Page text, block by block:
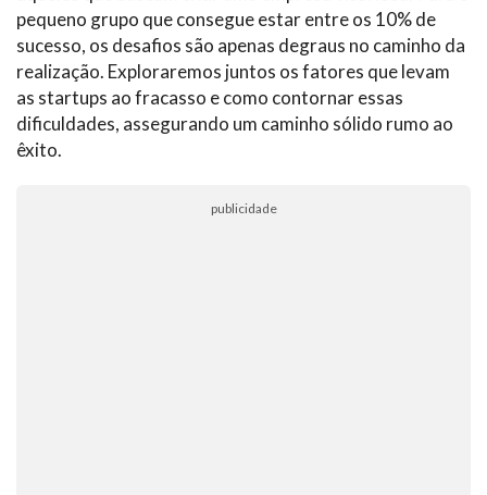
pequeno grupo que consegue estar entre os 10% de
sucesso, os desafios são apenas degraus no caminho da
realização. Exploraremos juntos os fatores que levam
as startups ao fracasso e como contornar essas
dificuldades, assegurando um caminho sólido rumo ao
êxito.
publicidade